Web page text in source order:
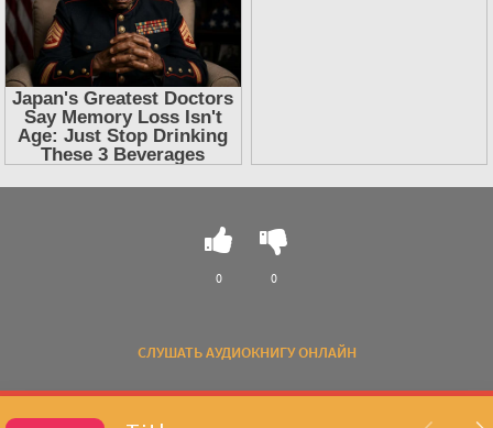
СЛУШАТЬ АУДИОКНИГУ ОНЛАЙН
0 0